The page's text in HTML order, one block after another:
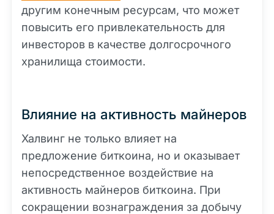
другим конечным ресурсам, что может
повысить его привлекательность для
инвесторов в качестве долгосрочного
хранилища стоимости.
Влияние на активность майнеров
Халвинг не только влияет на
предложение биткоина, но и оказывает
непосредственное воздействие на
активность майнеров биткоина. При
сокращении вознаграждения за добычу